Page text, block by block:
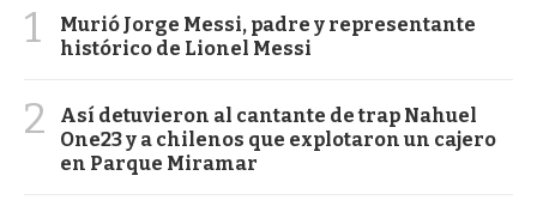
1
Murió Jorge Messi, padre y representante
histórico de Lionel Messi
2
Así detuvieron al cantante de trap Nahuel
One23 y a chilenos que explotaron un cajero
en Parque Miramar